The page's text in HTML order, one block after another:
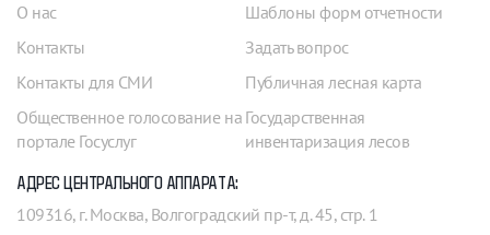
О нас
Контакты
Контакты для СМИ
Общественное голосование на
портале Госуслуг
Шаблоны форм отчетности
Задать вопрос
Публичная лесная карта
Государственная
инвентаризация лесов
АДРЕС ЦЕНТРАЛЬНОГО АППАРАТА:
109316, г. Москва, Волгоградский пр-т, д. 45, стр. 1